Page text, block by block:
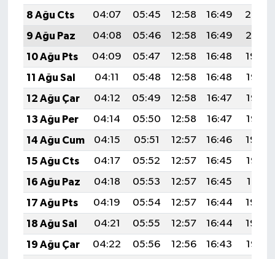
8 Ağu Cts
04:07 05:45 12:58 16:49
20:02
9 Ağu Paz
04:08 05:46 12:58 16:49
20:01
10 Ağu Pts
04:09 05:47 12:58 16:48
19:59
11 Ağu Sal
04:11 05:48 12:58 16:48
19:58
12 Ağu Çar
04:12 05:49 12:58 16:47
19:57
13 Ağu Per
04:14 05:50 12:58 16:47
19:55
14 Ağu Cum
04:15 05:51 12:57 16:46
19:54
15 Ağu Cts
04:17 05:52 12:57 16:45
19:53
16 Ağu Paz
04:18 05:53 12:57 16:45
19:51
17 Ağu Pts
04:19 05:54 12:57 16:44
19:50
18 Ağu Sal
04:21 05:55 12:57 16:44
19:49
19 Ağu Çar
04:22 05:56 12:56 16:43
19:47